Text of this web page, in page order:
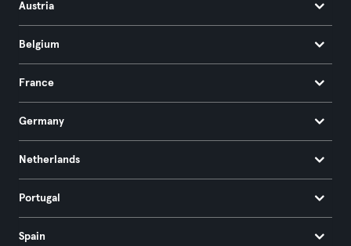
Austria
Belgium
France
Germany
Netherlands
Portugal
Spain